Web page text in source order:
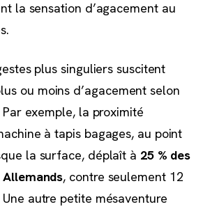
la sensation d’agacement au
plus singuliers suscitent
ou moins d’agacement selon
exemple, la proximité
à tapis bagages, au point
la surface, déplaît à 25 % des
, contre seulement 12
Une autre petite mésaventure